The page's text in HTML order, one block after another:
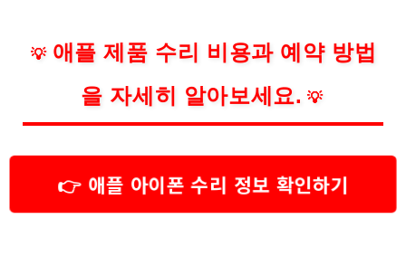
💡 애플 제품 수리 비용과 예약 방법
을 자세히 알아보세요. 💡
👉 애플 아이폰 수리 정보 확인하기